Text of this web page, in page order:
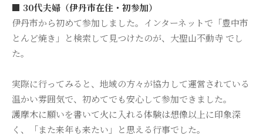
■ 30代夫婦（伊丹市在住・初参加）
伊丹市から初めて参加しました。インターネットで「豊中市
とんど焼き」と検索して見つけたのが、大聖山不動寺 でし
た。
実際に行ってみると、地域の方々が協力して運営されている
温かい雰囲気で、初めてでも安心して参加できました。
護摩木に願いを書いて火に入れる体験は想像以上に印象深
く、「また来年も来たい」と思える行事でした。